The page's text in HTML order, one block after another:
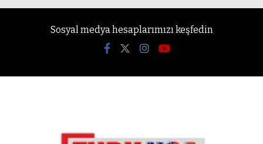
Sosyal medya hesaplarımızı keşfedin